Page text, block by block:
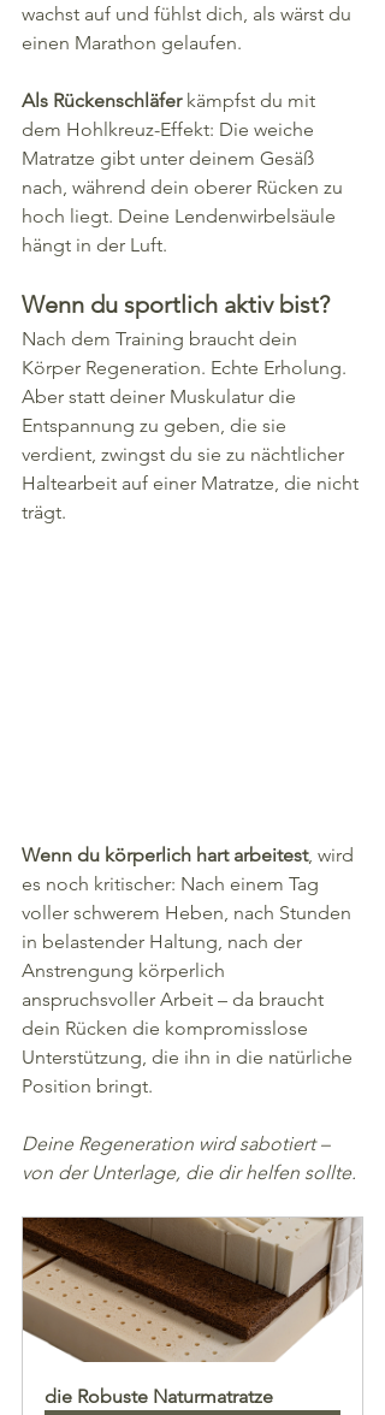
wachst auf und fühlst dich, als wärst du
einen Marathon gelaufen.
Als Rückenschläfer kämpfst du mit
dem Hohlkreuz-Effekt: Die weiche
Matratze gibt unter deinem Gesäß
nach, während dein oberer Rücken zu
hoch liegt. Deine Lendenwirbelsäule
hängt in der Luft.
Wenn du sportlich aktiv bist?
Nach dem Training braucht dein
Körper Regeneration. Echte Erholung.
Aber statt deiner Muskulatur die
Entspannung zu geben, die sie
verdient, zwingst du sie zu nächtlicher
Haltearbeit auf einer Matratze, die nicht
trägt.
Wenn du körperlich hart arbeitest, wird
es noch kritischer: Nach einem Tag
voller schwerem Heben, nach Stunden
in belastender Haltung, nach der
Anstrengung körperlich
anspruchsvoller Arbeit – da braucht
dein Rücken die kompromisslose
Unterstützung, die ihn in die natürliche
Position bringt.
Deine Regeneration wird sabotiert –
von der Unterlage, die dir helfen sollte.
die Robuste Naturmatratze